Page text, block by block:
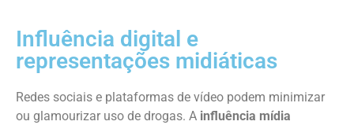
Influência digital e
representações midiáticas
Redes sociais e plataformas de vídeo podem minimizar
ou glamourizar uso de drogas. A influência mídia